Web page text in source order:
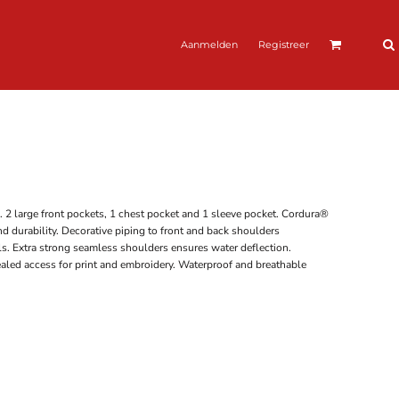
Aanmelden Registreer
large front pockets, 1 chest pocket and 1 sleeve pocket. Cordura®
durability. Decorative piping to front and back shoulders
strong seamless shoulders ensures water deflection.
access for print and embroidery. Waterproof and breathable